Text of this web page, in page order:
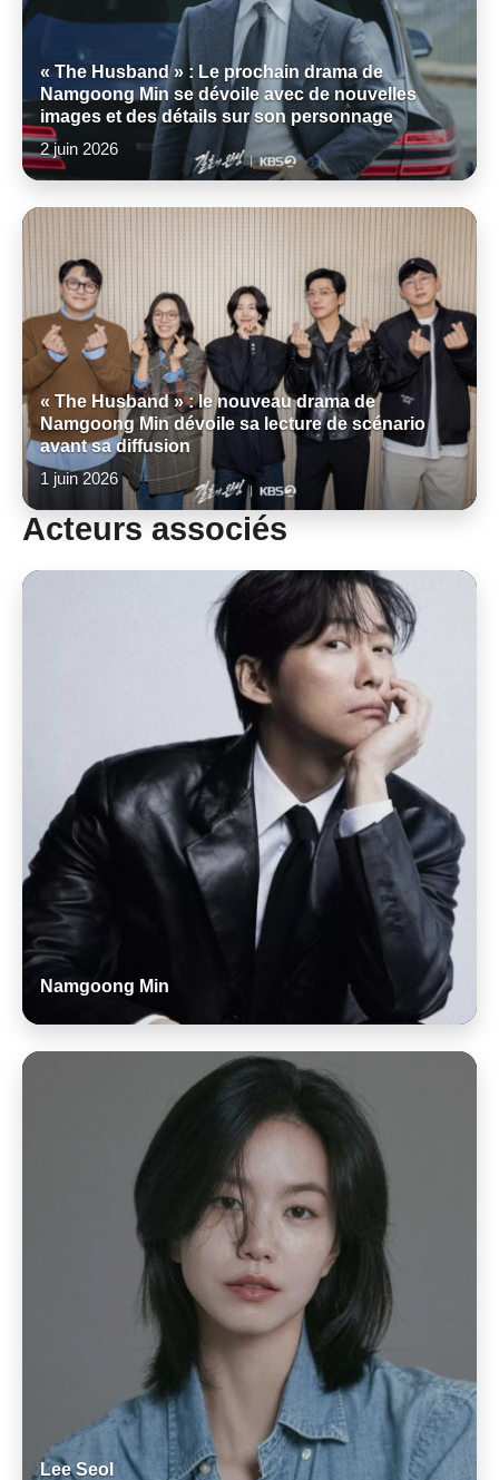
« The Husband » : Le prochain drama de
Namgoong Min se dévoile avec de nouvelles
images et des détails sur son personnage
2 juin 2026
« The Husband » : le nouveau drama de
Namgoong Min dévoile sa lecture de scénario
avant sa diffusion
1 juin 2026
Acteurs associés
Namgoong Min
Lee Seol